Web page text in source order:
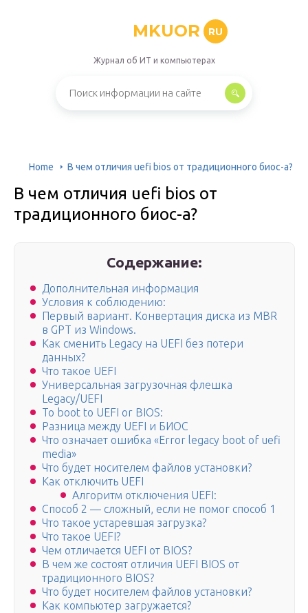
MKUOR RU
Журнал об ИТ и компьютерах
Home В чем отличия uefi bios от традиционного биос-а?
В чем отличия uefi bios от
традиционного биос-а?
Содержание:
Дополнительная информация
Условия к соблюдению:
Первый вариант. Конвертация диска из MBR
в GPT из Windows.
Как сменить Legacy на UEFI без потери
данных?
Что такое UEFI
Универсальная загрузочная флешка
Legacy/UEFI
To boot to UEFI or BIOS:
Разница между UEFI и БИОС
Что означает ошибка «Error legacy boot of uefi
media»
Что будет носителем файлов установки?
Как отключить UEFI
Алгоритм отключения UEFI:
Способ 2 — сложный, если не помог способ 1
Что такое устаревшая загрузка?
Что такое UEFI?
Чем отличается UEFI от BIOS?
В чем же состоят отличия UEFI BIOS от
традиционного BIOS?
Что будет носителем файлов установки?
Как компьютер загружается?